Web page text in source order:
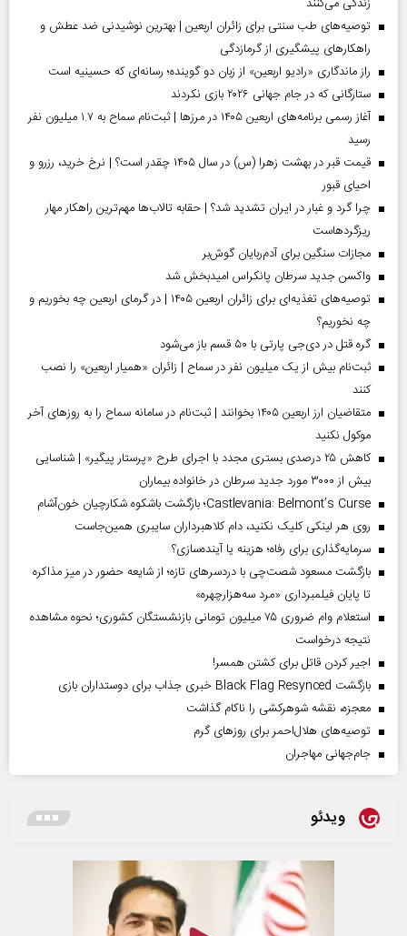
توصیه‌های طب سنتی برای زائران اربعین | بهترین نوشیدنی ضد عطش و
راهکارهای پیشگیری از گرمازدگی
راز ماندگاری «رادیو اربعین» از زبان دو گوینده؛ رسانه‌ای که حسینیه است
ستارگانی که در جام جهانی ۲۰۲۶ بازی نکردند
آغاز رسمی برنامه‌های اربعین ۱۴۰۵ در مرز‌ها | ثبت‌نام سماح به ۱.۷ میلیون نفر
رسید
قیمت قبر در بهشت زهرا (س) در سال ۱۴۰۵ چقدر است؟ | نرخ خرید، رزرو و
احیای قبور
چرا گرد و غبار در ایران تشدید شد؟ | حقابه تالاب‌ها مهم‌ترین راهکار مهار
ریزگردهاست
مجازات سنگین برای آدم‌ربایان گوش‌بر
واکسن جدید سرطان پانکراس امیدبخش شد
توصیه‌های تغذیه‌ای برای زائران اربعین ۱۴۰۵ | در گرمای اربعین چه بخوریم و
چه نخوریم؟
گره قتل در دی‌جی پارتی با ۵۰ قسم باز می‌شود
ثبت‌نام بیش از یک میلیون نفر در سماح | زائران «همیار اربعین» را نصب
کنند
متقاضیان ارز اربعین ۱۴۰۵ بخوانند | ثبت‌نام در سامانه سماح را به روز‌های آخر
موکول نکنید
کاهش ۲۵ درصدی بستری مجدد با اجرای طرح «پرستار پیگیر» | شناسایی
بیش از ۳۰۰۰ مورد جدید سرطان در خانواده بیماران
Castlevania: Belmont’s Curse؛ بازگشت باشکوه شکارچیان خون‌آشام
روی هر لینکی کلیک نکنید، دام کلاهبرداران سایبری همین‌جاست
سرمایه‌گذاری برای رفاه؛ هزینه یا آینده‌سازی؟
بازگشت مسعود شصت‌چی با دردسر‌های تازه؛ از شایعه حضور در میز مذاکره
تا پایان فیلمبرداری «مرد سه‌هزارچهره»
استعلام وام ضروری ۷۵ میلیون تومانی بازنشستگان کشوری؛ نحوه مشاهده
نتیجه درخواست
اجیر کردن قاتل برای کشتن همسر!
بازگشت Black Flag Resynced خبری جذاب برای دوستداران بازی
معجزه، نقشه شوهرکشی را ناکام گذاشت
توصیه‌های هلال‌احمر برای روز‌های گرم
جام‌جهانی مهاجران
ویدئو